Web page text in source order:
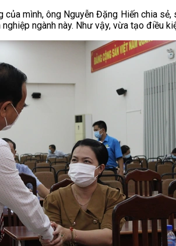
của mình, ông Nguyễn Đặng Hiến chia
ngành này. Như vậy, vừa tạo điều